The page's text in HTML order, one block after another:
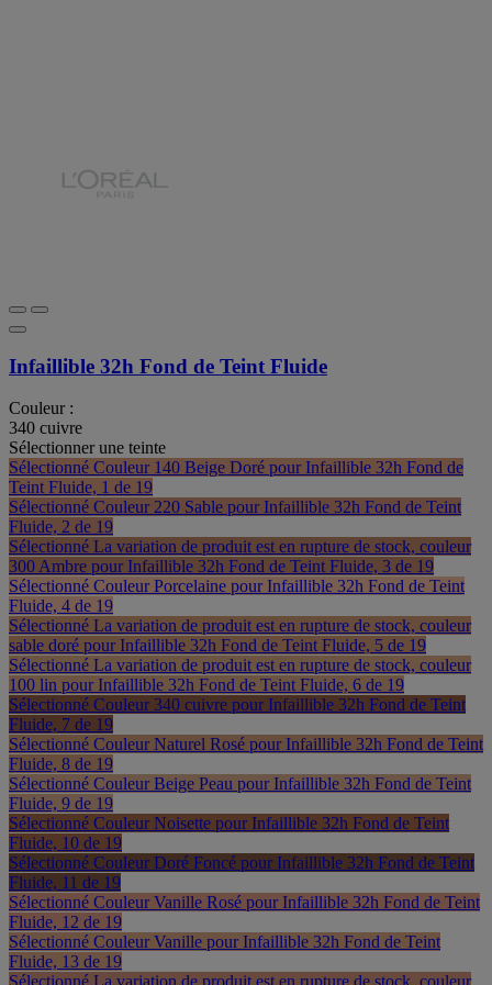
Infaillible 32h Fond de Teint Fluide
Couleur :
340 cuivre
Sélectionner une teinte
Sélectionné Couleur 140 Beige Doré pour Infaillible 32h Fond de
Teint Fluide, 1 de 19
Sélectionné Couleur 220 Sable pour Infaillible 32h Fond de Teint
Fluide, 2 de 19
Sélectionné La variation de produit est en rupture de stock, couleur
300 Ambre pour Infaillible 32h Fond de Teint Fluide, 3 de 19
Sélectionné Couleur Porcelaine pour Infaillible 32h Fond de Teint
Fluide, 4 de 19
Sélectionné La variation de produit est en rupture de stock, couleur
sable doré pour Infaillible 32h Fond de Teint Fluide, 5 de 19
Sélectionné La variation de produit est en rupture de stock, couleur
100 lin pour Infaillible 32h Fond de Teint Fluide, 6 de 19
Sélectionné Couleur 340 cuivre pour Infaillible 32h Fond de Teint
Fluide, 7 de 19
Sélectionné Couleur Naturel Rosé pour Infaillible 32h Fond de Teint
Fluide, 8 de 19
Sélectionné Couleur Beige Peau pour Infaillible 32h Fond de Teint
Fluide, 9 de 19
Sélectionné Couleur Noisette pour Infaillible 32h Fond de Teint
Fluide, 10 de 19
Sélectionné Couleur Doré Foncé pour Infaillible 32h Fond de Teint
Fluide, 11 de 19
Sélectionné Couleur Vanille Rosé pour Infaillible 32h Fond de Teint
Fluide, 12 de 19
Sélectionné Couleur Vanille pour Infaillible 32h Fond de Teint
Fluide, 13 de 19